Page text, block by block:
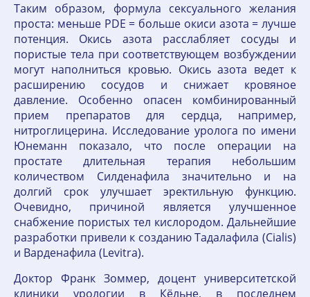
Таким образом, формула сексуального желания
проста: меньше PDE = больше окиси азота = лучше
потенция. Окись азота расслабляет сосуды и
пористые тела при соответствующем возбуждении
могут наполниться кровью. Окись азота ведет к
расширению сосудов и снижает кровяное
давление. Особенно опасен комбинированный
прием препаратов для сердца, например,
нитроглицерина. Исследование уролога по имени
Юнеманн показало, что после операции на
простате длительная терапия небольшим
количеством Силденафила значительно и на
долгий срок улучшает эректильную функцию.
Очевидно, причиной является улучшенное
снабжение пористых тел кислородом. Дальнейшие
разработки привели к созданию Тадалафила (Cialis)
и Варденафила (Levitra).
Доктор Франк Зоммер, доцент университетской
клиники урологии в Кёльне, в последнем